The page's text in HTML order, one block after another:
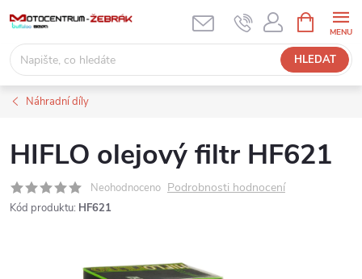
obsah
HLEDAT
NÁKUPNÍ
KOŠÍK
Náhradní díly
HIFLO olejový filtr HF621
Neohodnoceno Podrobnosti hodnocení
Kód produktu: HF621